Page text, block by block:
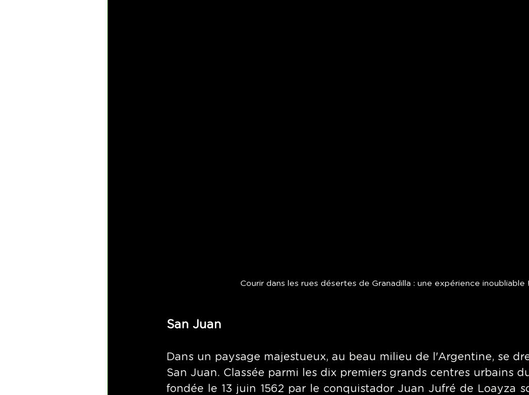
Courir dans les rues désertes de Granadilla : une expérience inoubliable !
San Juan
Dans un paysage majestueux, au beau milieu de l'Argentine, se
San Juan. Classée parmi les dix premiers grands centres urbains
fondée le 13 juin 1562 par le conquistador Juan Jufré de Loayza